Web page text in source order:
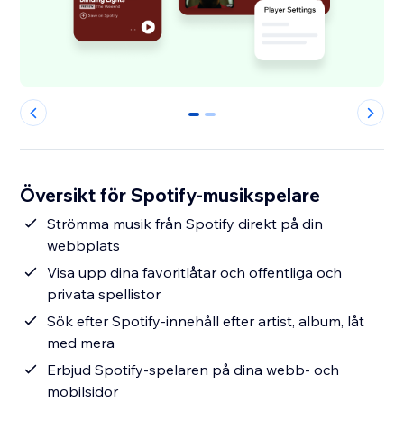
0 1
Översikt för Spotify-musikspelare
Strömma musik från Spotify direkt på din
webbplats
Visa upp dina favoritlåtar och offentliga och
privata spellistor
Sök efter Spotify-innehåll efter artist, album, låt
med mera
Erbjud Spotify-spelaren på dina webb- och
mobilsidor